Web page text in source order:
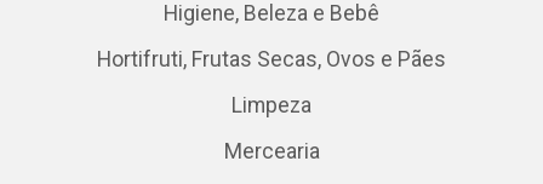
Higiene, Beleza e Bebê
Hortifruti, Frutas Secas, Ovos e Pães
Limpeza
Mercearia